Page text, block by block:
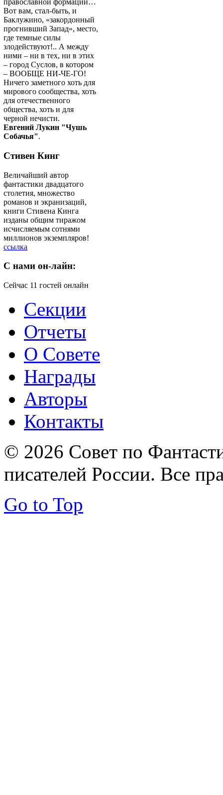
православной формации…
Вот вам, стал-быть, и
Баклужино, «закордонный
прогнивший Запад», место,
где темные силы
злодействуют!.. А между
ними – ни в тех, ни в этих
– город Суслов, в котором
– ВООБЩЕ НИ-ЧЕ-ГО!
Ничего заметного хоть для
мирового сообщества, хоть
для отечественного
общества, хоть и для
черной нечисти.
Евгений Лукин "Чушь
Собачья".
Стивен Кинг
Величайший автор
фантастики двадцатого
столетия, множество
романов и экранизаций,
книги Стивена Кинга
изданы общим тиражом
исчисляемым сотнями
миллионов экземпляров!
ссылка
C нами он-лайн:
Сейчас 11 гостей онлайн
Секции
Отчеты
О Совете
Награды
Авторы
Контакты
© 2026 Совет по
писателей России. Все
Go to Top